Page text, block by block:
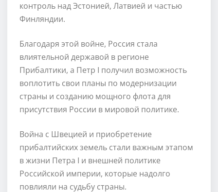
контроль над Эстонией, Латвией и частью
Финляндии.
Благодаря этой войне, Россия стала
влиятельной державой в регионе
Прибалтики, а Петр I получил возможность
воплотить свои планы по модернизации
страны и созданию мощного флота для
присутствия России в мировой политике.
Война с Швецией и приобретение
прибалтийских земель стали важным этапом
в жизни Петра I и внешней политике
Российской империи, которые надолго
повлияли на судьбу страны.